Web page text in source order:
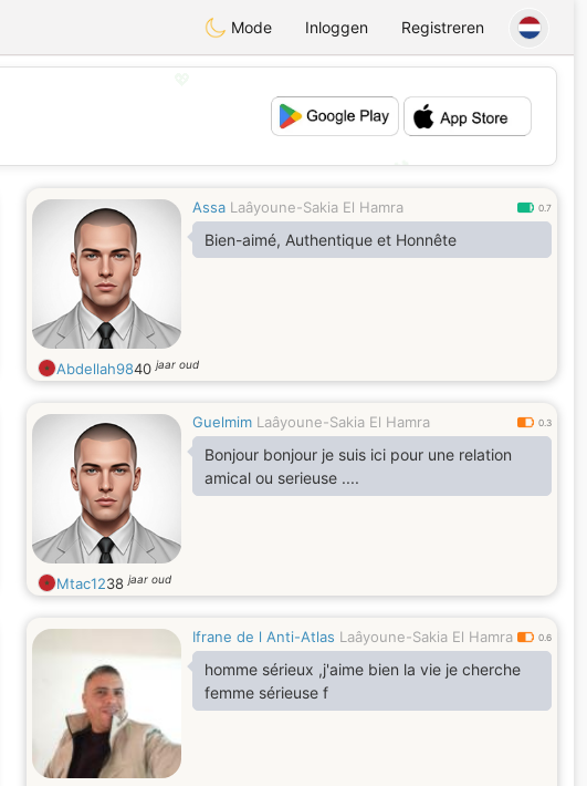
Mode Inloggen Registreren
Assa Laâyoune-Sakia El Hamra 0.7
Bien-aimé, Authentique et Honnête
Abdellah9840jaar oud
Guelmim Laâyoune-Sakia El Hamra 0.3
Bonjour bonjour je suis ici pour une relation
amical ou serieuse ....
Mtac1238jaar oud
Ifrane de l Anti-Atlas Laâyoune-Sakia El Hamra 0.6
homme sérieux ,j'aime bien la vie je cherche
femme sérieuse f